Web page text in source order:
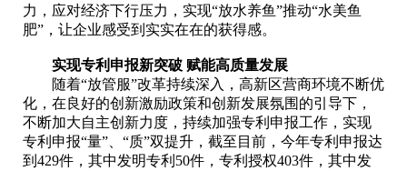
力，应对经济下行压力，实现“放水养鱼”推动“水美鱼
肥”，让企业感受到实实在在的获得感。
实现专利申报新突破 赋能高质量发展
随着“放管服”改革持续深入，高新区营商环境不断优
化，在良好的创新激励政策和创新发展氛围的引导下，
不断加大自主创新力度，持续加强专利申报工作，实现
专利申报“量”、“质”双提升，截至目前，今年专利申报达
到429件，其中发明专利50件，专利授权403件，其中发